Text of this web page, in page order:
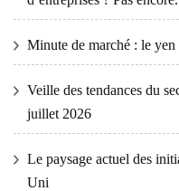
Minute de marché : le
Veille des tendances du
juillet 2026
Le paysage actuel des
Uni